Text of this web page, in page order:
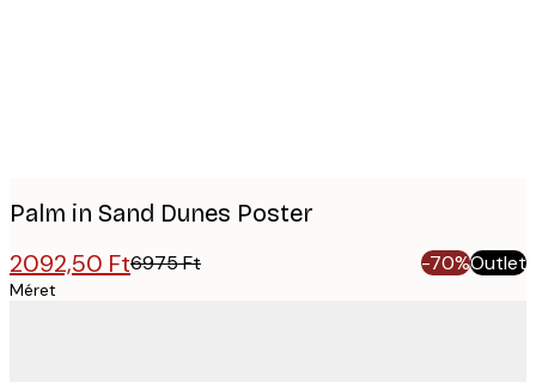
Palm in Sand Dunes Poster
2092,50 Ft6975 Ft -70%Outlet
Méret